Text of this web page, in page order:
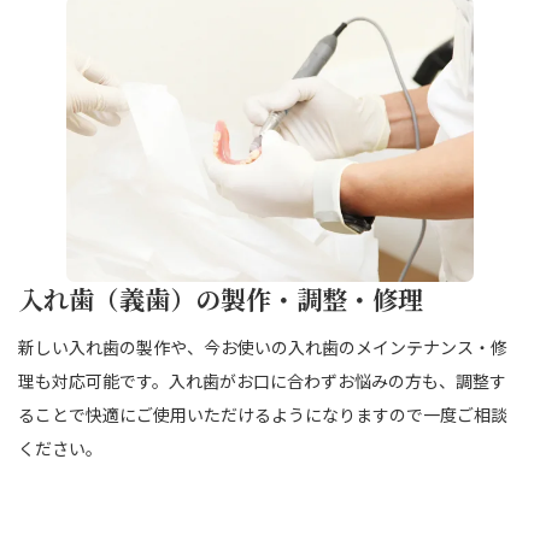
入れ歯（義歯）の製作・調整・修理
新しい入れ歯の製作や、今お使いの入れ歯のメインテナンス・修
理も対応可能です。入れ歯がお口に合わずお悩みの方も、調整す
ることで快適にご使用いただけるようになりますので一度ご相談
ください。